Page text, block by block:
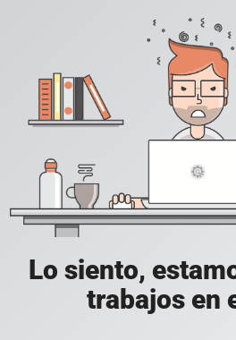
Lo siento,
trabajos en